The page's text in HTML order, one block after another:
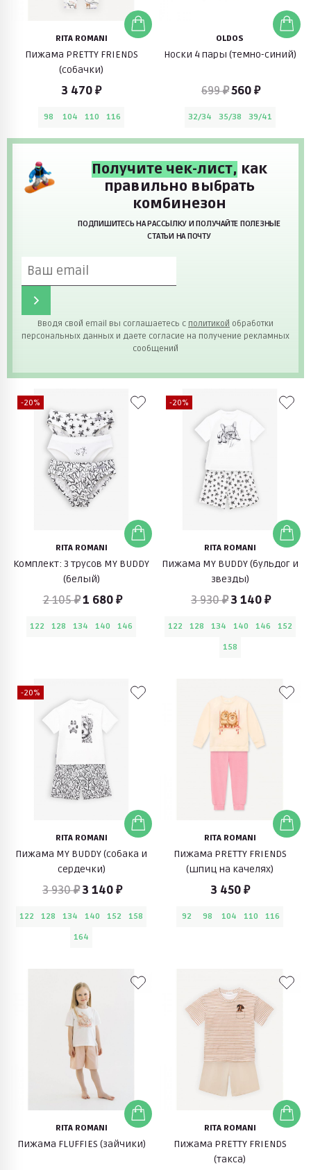
RITA ROMANI
Пижама PRETTY FRIENDS
(собачки)
3 470 ₽
98 104 110 116
OLDOS
Носки 4 пары (темно-синий)
699 ₽560 ₽
32/34 35/38 39/41
Получите чек-лист, как
правильно выбрать
комбинезон
ПОДПИШИТЕСЬ НА РАССЫЛКУ И ПОЛУЧАЙТЕ ПОЛЕЗНЫЕ
СТАТЬИ НА ПОЧТУ
Вводя свой email вы соглашаетесь с политикой обработки
персональных данных и даете согласие на получение рекламных
сообщений
-20%
RITA ROMANI
Комплект: 3 трусов MY BUDDY
(белый)
2 105 ₽1 680 ₽
122 128 134 140 146
-20%
RITA ROMANI
Пижама MY BUDDY (бульдог и
звезды)
3 930 ₽3 140 ₽
122 128 134 140 146
152
158
-20%
RITA ROMANI
Пижама MY BUDDY (собака и
сердечки)
3 930 ₽3 140 ₽
122 128 134 140 152
158
164
RITA ROMANI
Пижама PRETTY FRIENDS
(шпиц на качелях)
3 450 ₽
92 98 104 110 116
RITA ROMANI
Пижама FLUFFIES (зайчики)
RITA ROMANI
Пижама PRETTY FRIENDS
(такса)